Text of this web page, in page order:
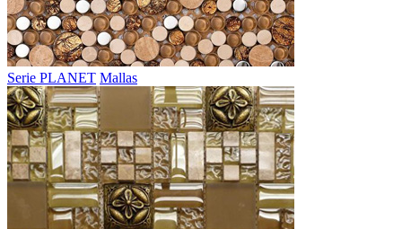
Serie PLANET Mallas